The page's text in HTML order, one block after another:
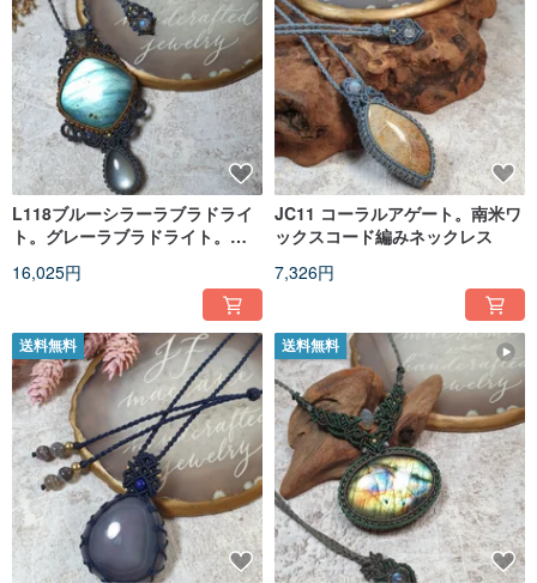
L118ブルーシラーラブラドライ
ト。グレーラブラドライト。南
ス
16,025円
JC11 コーラルアゲート。南米ワ
ックスコード編みネックレス
7,326円
送料無料 送料無料